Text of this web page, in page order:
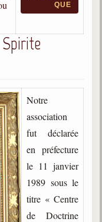
QUE
Notre
association
fut déclarée
en préfecture
le 11 janvier
1989 sous le
titre « Centre
de Doctrine